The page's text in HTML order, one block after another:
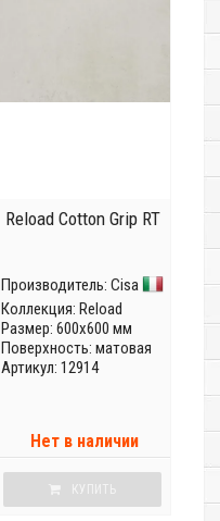
Reload Cotton Grip RT
Производитель: Cisa
Коллекция: Reload
Размер: 600x600 мм
Поверхность: матовая
Артикул: 12914
Нет в наличии
КУПИТЬ